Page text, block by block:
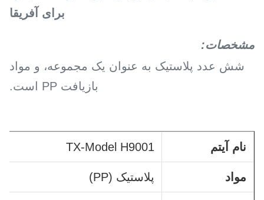
برای آفریقا
مشخصات:
شش عدد پلاستیک به عنوان یک مجموعه، و مواد
بازیافت PP است.
نام آیتم TX-Model H9001
مواد پلاستیک (PP)